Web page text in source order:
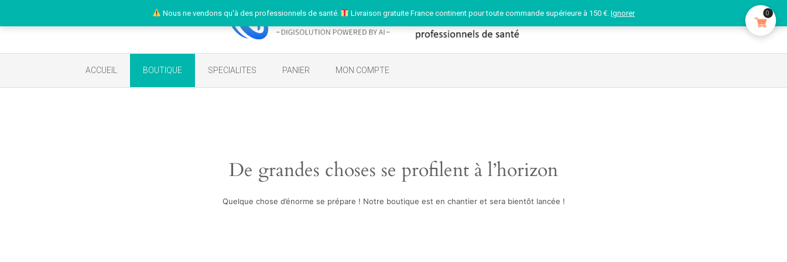
Nous ne vendons qu'à des professionnels de santé. Livraison gratuite France continent pour toute commande supérieure à 150 €.Ignorer
ACCUEIL BOUTIQUE SPECIALITES PANIER MON COMPTE
De grandes choses se profilent à l’horizon
Quelque chose d’énorme se prépare ! Notre boutique est en chantier et sera bientôt lancée !
0